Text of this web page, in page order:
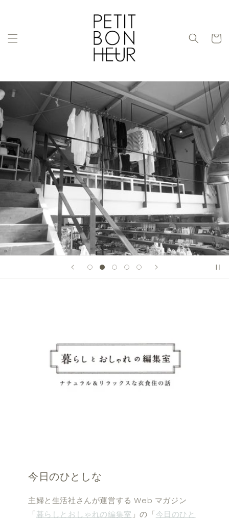
ー
今日のひとしな
主婦と生活社さんが運営する Web マガジン
「暮らしとおしゃれの編集室 」の「今日のひと